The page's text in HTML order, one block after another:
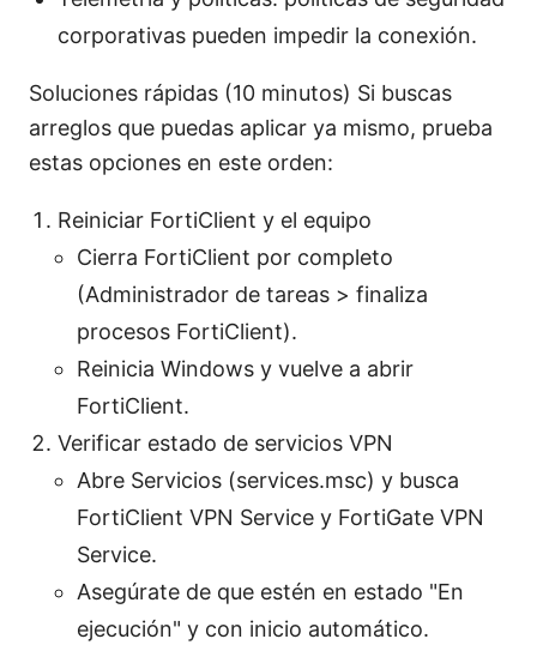
corporativas pueden impedir la conexión.
Soluciones rápidas (10 minutos) Si buscas
arreglos que puedas aplicar ya mismo, prueba
estas opciones en este orden:
Reiniciar FortiClient y el equipo
Cierra FortiClient por completo
(Administrador de tareas > finaliza
procesos FortiClient).
Reinicia Windows y vuelve a abrir
FortiClient.
Verificar estado de servicios VPN
Abre Servicios (services.msc) y busca
FortiClient VPN Service y FortiGate VPN
Service.
Asegúrate de que estén en estado "En
ejecución" y con inicio automático.